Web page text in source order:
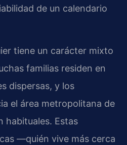
de un calendario
tiene un carácter mixto
familias residen en
dispersas, y los
el área metropolitana de
habituales. Estas
—quién vive más cerca